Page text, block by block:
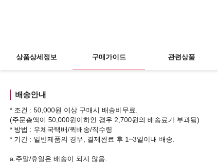
상품상세정보 구매가이드 관련상품
배송안내
* 조건 : 50,000원 이상 구매시 배송비무료.
(주문총액이 50,000원이하인 경우 2,700원의 배송료가 부과됨)
* 방법 : 우체국택배/퀵배송/직수령
* 기간 : 일반제품의 경우, 결제완료 후 1~3일이내 배송.
a.주말/휴일은 배송이 되지 않음.